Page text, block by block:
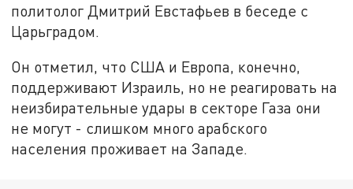
политолог Дмитрий Евстафьев в беседе с
Царьградом.
Он отметил, что США и Европа, конечно,
поддерживают Израиль, но не реагировать на
неизбирательные удары в секторе Газа они
не могут - слишком много арабского
населения проживает на Западе.